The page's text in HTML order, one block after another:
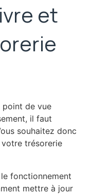
et
point de vue
il faut
souhaitez donc
trésorerie
fonctionnement
mettre à jour